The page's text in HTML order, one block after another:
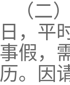
（二
日，平
事假，
历。因